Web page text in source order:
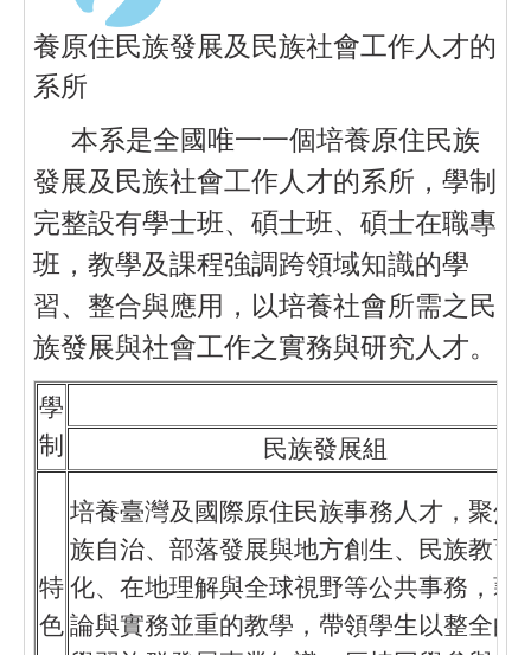
養原住民族發展及民族社會工作人才的
系所
本系是全國唯一一個培養原住民族
發展及民族社會工作人才的系所，學制
完整設有學士班、碩士班、碩士在職專
班，教學及課程強調跨領域知識的學
習、整合與應用，以培養社會所需之民
族發展與社會工作之實務與研究人才。
學
制
民族發展組
特
色
培養臺灣及國際原住民族事務人才，聚焦
族自治、部落發展與地方創生、民族教育
化、在地理解與全球視野等公共事務，藉
論與實務並重的教學，帶領學生以整全的